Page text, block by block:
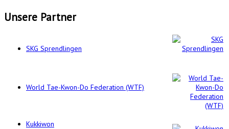
Unsere Partner
SKG Sprendlingen
World Tae-Kwon-Do Federation (WTF)
Kukkiwon